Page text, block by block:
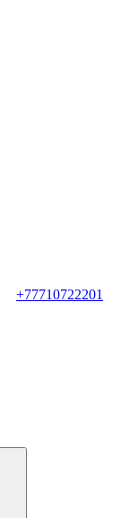
+77710722201